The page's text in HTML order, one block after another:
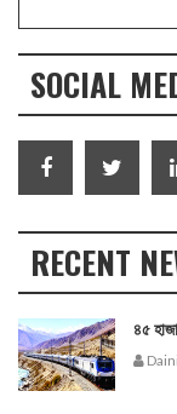
SOCIAL
RECENT
৪৫